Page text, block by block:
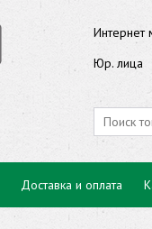
Интернет
Юр. лица
Доставка и оплата